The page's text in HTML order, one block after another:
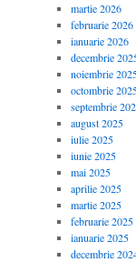
martie 2026
februarie 2026
ianuarie 2026
decembrie
noiembrie
octombrie
septembrie
august 2025
iulie 2025
iunie 2025
mai 2025
aprilie 2025
martie 2025
februarie 2025
ianuarie 2025
decembrie